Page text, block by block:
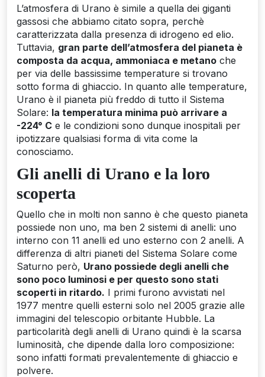
L’atmosfera di Urano è simile a quella dei giganti
gassosi che abbiamo citato sopra, perchè
caratterizzata dalla presenza di idrogeno ed elio.
Tuttavia, gran parte dell’atmosfera del pianeta è
composta da acqua, ammoniaca e metano che
per via delle bassissime temperature si trovano
sotto forma di ghiaccio. In quanto alle temperature,
Urano è il pianeta più freddo di tutto il Sistema
Solare: la temperatura minima può arrivare a
-224° C e le condizioni sono dunque inospitali per
ipotizzare qualsiasi forma di vita come la
conosciamo.
Gli anelli di Urano e la loro
scoperta
Quello che in molti non sanno è che questo pianeta
possiede non uno, ma ben 2 sistemi di anelli: uno
interno con 11 anelli ed uno esterno con 2 anelli. A
differenza di altri pianeti del Sistema Solare come
Saturno però, Urano possiede degli anelli che
sono poco luminosi e per questo sono stati
scoperti in ritardo. I primi furono avvistati nel
1977 mentre quelli esterni solo nel 2005 grazie alle
immagini del telescopio orbitante Hubble. La
particolarità degli anelli di Urano quindi è la scarsa
luminosità, che dipende dalla loro composizione:
sono infatti formati prevalentemente di ghiaccio e
polvere.